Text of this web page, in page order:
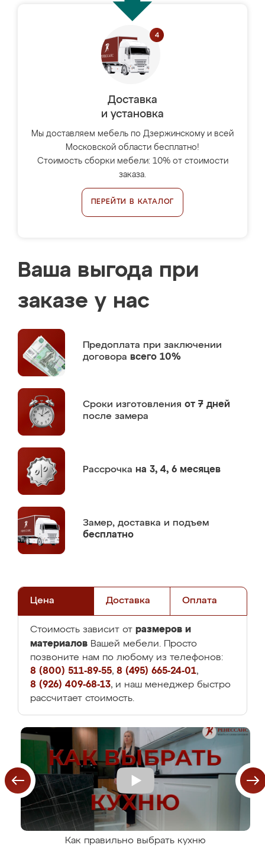
Доставка
и установка
Мы доставляем мебель по Дзержинскому и всей
Московской области бесплатно!
Стоимость сборки мебели: 10% от стоимости
заказа.
ПЕРЕЙТИ В КАТАЛОГ
Ваша выгода при
заказе у нас
Предоплата при заключении
договора всего 10%
Сроки изготовления от 7 дней
после замера
Рассрочка на 3, 4, 6 месяцев
Замер, доставка и подъем
бесплатно
Цена Доставка Оплата
Стоимость зависит от размеров и
материалов Вашей мебели. Просто
позвоните нам по любому из телефонов:
8 (800) 511-89-55, 8 (495) 665-24-01,
8 (926) 409-68-13, и наш менеджер быстро
рассчитает стоимость.
Как правильно выбрать кухню